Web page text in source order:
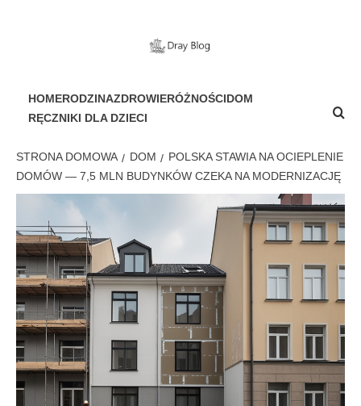
HOMERODZINAZDROWIERÓŻNOŚCIDOM
RĘCZNIKI DLA DZIECI
STRONA DOMOWA DOM
POLSKA STAWIA NA OCIEPLENIE
DOMÓW — 7,5 MLN BUDYNKÓW CZEKA NA MODERNIZACJĘ